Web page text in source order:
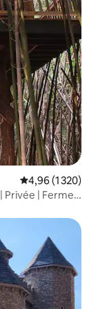
Évaluation
4,96 (1 320)
Privée | Ferme